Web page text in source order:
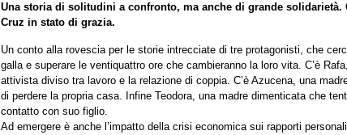
Una storia di solitudini a confronto, ma anche di grande solidarietà.
Cruz in stato di grazia.
Un conto alla rovescia per le storie intrecciate di tre protagonisti, che
galla e superare le ventiquattro ore che cambieranno la loro vita. C’è
attivista diviso tra lavoro e la relazione di coppia. C’è Azucena, una
di perdere la propria casa. Infine Teodora, una madre dimenticata che
contatto con suo figlio.
Ad emergere è anche l’impatto della crisi economica sui rapporti